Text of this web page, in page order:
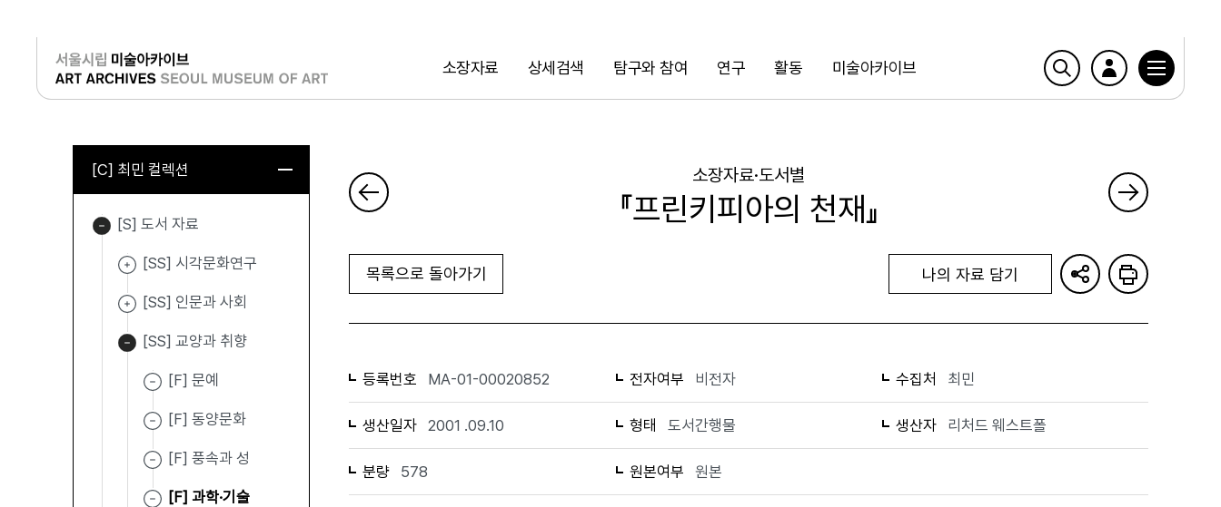
소장자료 상세검색 탐구와 참여 연구 활동 미술아카이브
검색
로그인
[C] 최민 컬렉션
[S] 도서 자료
[SS] 시각문화연구
[SS] 인문과 사회
[SS] 교양과 취향
[F] 문예
[F] 동양문화
[F] 풍속과 성
[F] 과학·기술
소장자료·도서별
『프린키피아의 천재』
목록으로 돌아가기 나의 자료 담기
등록번호 MA-01-00020852 전자여부 비전자 수집처 최민
생산일자 2001 .09.10 형태 도서간행물 생산자 리처드 웨스트폴
분량 578 원본여부 원본